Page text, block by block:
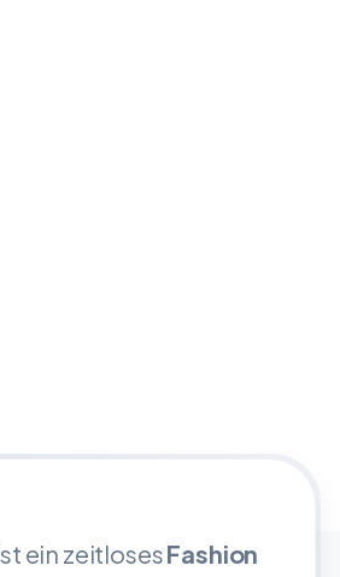
ein zeitlosesFashion